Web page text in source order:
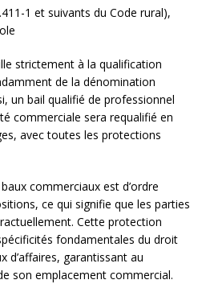
1 et suivants du Code rural),
strictement à la qualification
de la dénomination
un bail qualifié de professionnel
commerciale sera requalifié en
avec toutes les protections
commerciaux est d’ordre
ce qui signifie que les parties
Cette protection
fondamentales du droit
d’affaires, garantissant au
son emplacement commercial.